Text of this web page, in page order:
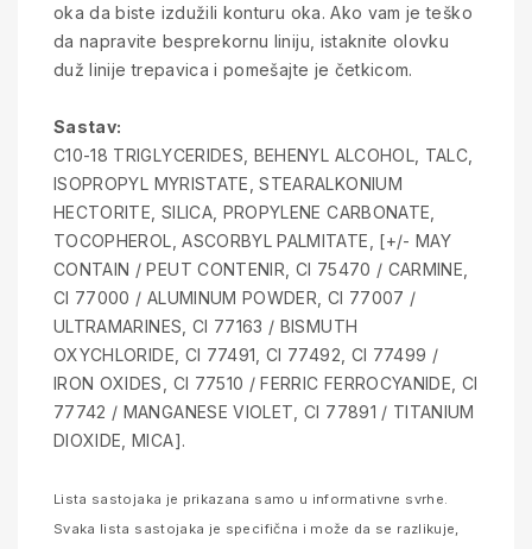
oka da biste izdužili konturu oka. Ako vam je teško
da napravite besprekornu liniju, istaknite olovku
duž linije trepavica i pomešajte je četkicom.
Sastav:
C10-18 TRIGLYCERIDES, BEHENYL ALCOHOL, TALC,
ISOPROPYL MYRISTATE, STEARALKONIUM
HECTORITE, SILICA, PROPYLENE CARBONATE,
TOCOPHEROL, ASCORBYL PALMITATE, [+/- MAY
CONTAIN / PEUT CONTENIR, CI 75470 / CARMINE,
CI 77000 / ALUMINUM POWDER, CI 77007 /
ULTRAMARINES, CI 77163 / BISMUTH
OXYCHLORIDE, CI 77491, CI 77492, CI 77499 /
IRON OXIDES, CI 77510 / FERRIC FERROCYANIDE, CI
77742 / MANGANESE VIOLET, CI 77891 / TITANIUM
DIOXIDE, MICA].
Lista sastojaka je prikazana samo u informativne svrhe.
Svaka lista sastojaka je specifična i može da se razlikuje,